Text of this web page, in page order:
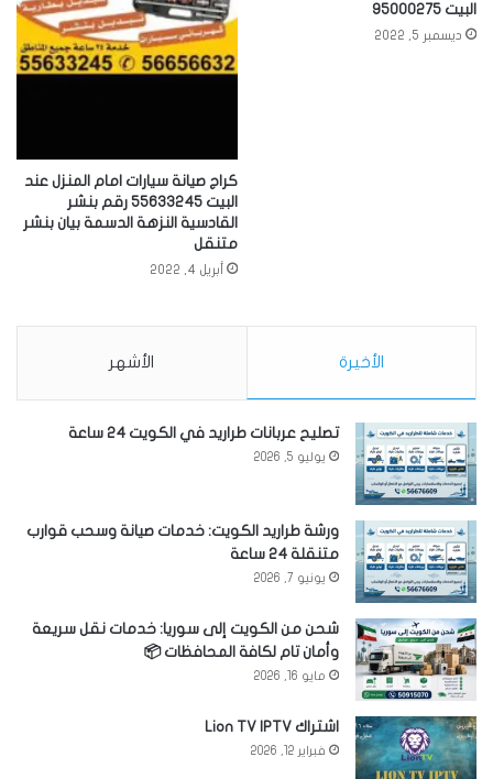
البيت 95000275
ديسمبر 5, 2022
كراج صيانة سيارات امام المنزل عند
البيت 55633245 رقم بنشر
القادسية النزهة الدسمة بيان بنشر
متنقل
أبريل 4, 2022
الأخيرة الأشهر
تصليح عربانات طراريد في الكويت 24 ساعة
يوليو 5, 2026
ورشة طراريد الكويت: خدمات صيانة وسحب قوارب
متنقلة 24 ساعة
يونيو 7, 2026
شحن من الكويت إلى سوريا: خدمات نقل سريعة
وأمان تام لكافة المحافظات 📦
مايو 16, 2026
اشتراك Lion TV IPTV
فبراير 12, 2026